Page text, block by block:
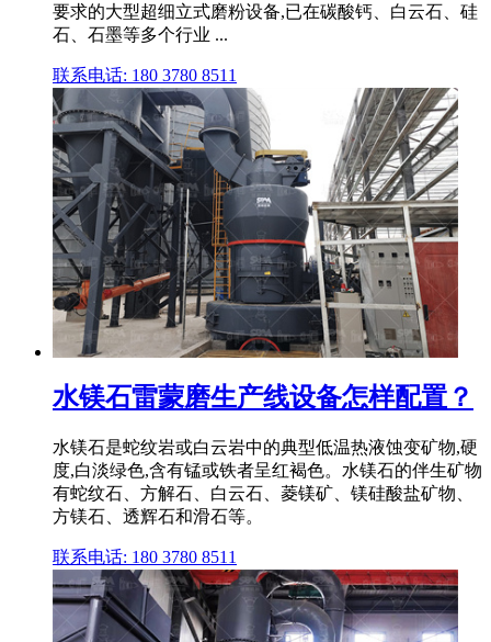
要求的大型超细立式磨粉设备,已在碳酸钙、白云石、硅
石、石墨等多个行业 ...
联系电话: 180 3780 8511
水镁石雷蒙磨生产线设备怎样配置？
水镁石是蛇纹岩或白云岩中的典型低温热液蚀变矿物,硬
度,白淡绿色,含有锰或铁者呈红褐色。水镁石的伴生矿物
有蛇纹石、方解石、白云石、菱镁矿、镁硅酸盐矿物、
方镁石、透辉石和滑石等。
联系电话: 180 3780 8511